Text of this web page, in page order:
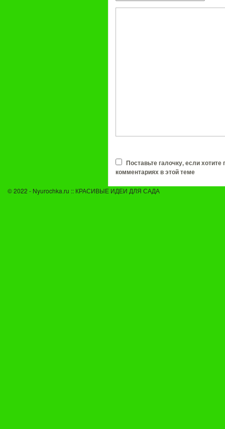
Поставьте галочку, если
комментариях в этой теме
© 2022 - Nyurochka.ru :: КРАСИВЫЕ ИДЕИ ДЛЯ САДА